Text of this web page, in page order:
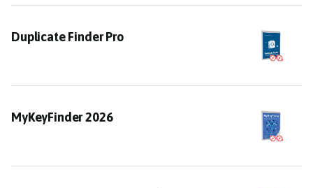
Duplicate Finder Pro
Duplicate Finder Pro
MyKeyFinder 2026
MyKeyFinder 2026